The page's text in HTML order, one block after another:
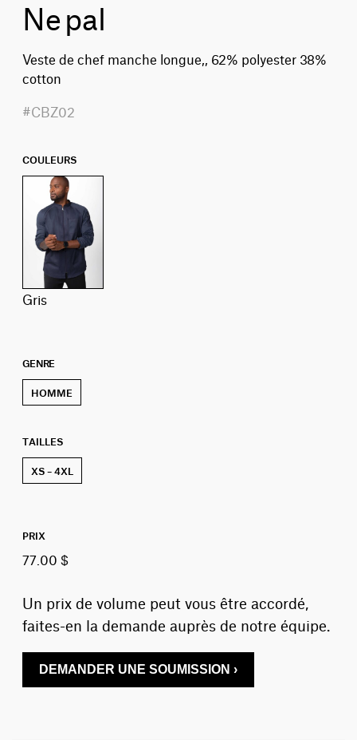
Nepal
Veste de chef manche longue,, 62% polyester 38%
cotton
#CBZ02
COULEURS
gris
GENRE
HOMME
TAILLES
XS – 4XL
PRIX
77.00 $
Un prix de volume peut vous être accordé,
faites-en la demande auprès de notre équipe.
DEMANDER UNE SOUMISSION ›